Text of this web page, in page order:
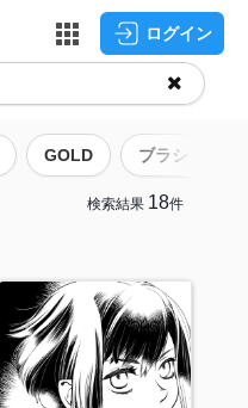
ログイン
GOLD ブラシ
検索結果 18件